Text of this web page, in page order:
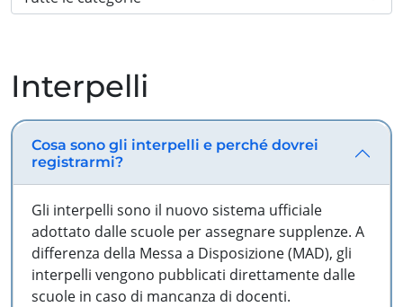
Interpelli
Cosa sono gli interpelli e perché dovrei
registrarmi?
Gli interpelli sono il nuovo sistema ufficiale
adottato dalle scuole per assegnare supplenze. A
differenza della Messa a Disposizione (MAD), gli
interpelli vengono pubblicati direttamente dalle
scuole in caso di mancanza di docenti.